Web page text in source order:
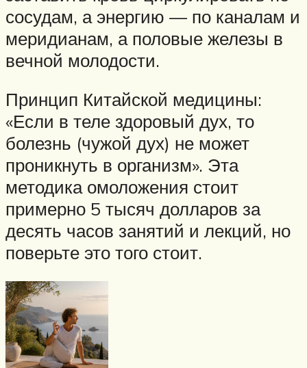
сосудам, а энергию — по каналам и
меридианам, а половые железы в
вечной молодости.
Принцип Китайской медицины:
«Если в теле здоровый дух, то
болезнь (чужой дух) не может
проникнуть в организм». Эта
методика омоложения стоит
примерно 5 тысяч долларов за
десять часов занятий и лекций, но
поверьте это того стоит.